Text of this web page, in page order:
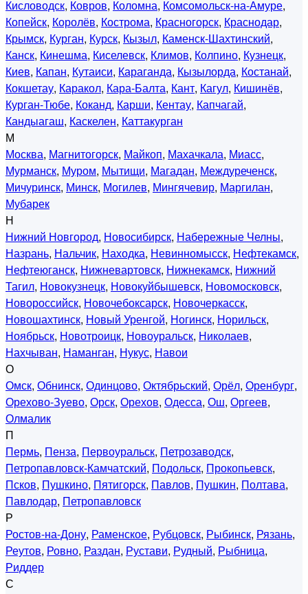
Кисловодск, Ковров, Коломна, Комсомольск-на-Амуре,
Копейск, Королёв, Кострома, Красногорск, Краснодар,
Крымск, Курган, Курск, Кызыл, Каменск-Шахтинский,
Канск, Кинешма, Киселевск, Климов, Колпино, Кузнецк,
Киев, Капан, Кутаиси, Караганда, Кызылорда, Костанай,
Кокшетау, Каракол, Кара-Балта, Кант, Кагул, Кишинёв,
Курган-Тюбе, Коканд, Карши, Кентау, Капчагай,
Кандыагаш, Каскелен, Каттакурган
М
Москва, Магнитогорск, Майкоп, Махачкала, Миасс,
Мурманск, Муром, Мытищи, Магадан, Междуреченск,
Мичуринск, Минск, Могилев, Мингячевир, Маргилан,
Мубарек
Н
Нижний Новгород, Новосибирск, Набережные Челны,
Назрань, Нальчик, Находка, Невинномысск, Нефтекамск,
Нефтеюганск, Нижневартовск, Нижнекамск, Нижний
Тагил, Новокузнецк, Новокуйбышевск, Новомосковск,
Новороссийск, Новочебоксарск, Новочеркасск,
Новошахтинск, Новый Уренгой, Ногинск, Норильск,
Ноябрьск, Новотроицк, Новоуральск, Николаев,
Нахчыван, Наманган, Нукус, Навои
О
Омск, Обнинск, Одинцово, Октябрьский, Орёл, Оренбург,
Орехово-Зуево, Орск, Орехов, Одесса, Ош, Оргеев,
Олмалик
П
Пермь, Пенза, Первоуральск, Петрозаводск,
Петропавловск-Камчатский, Подольск, Прокопьевск,
Псков, Пушкино, Пятигорск, Павлов, Пушкин, Полтава,
Павлодар, Петропавловск
Р
Ростов-на-Дону, Раменское, Рубцовск, Рыбинск, Рязань,
Реутов, Ровно, Раздан, Рустави, Рудный, Рыбница,
Риддер
С